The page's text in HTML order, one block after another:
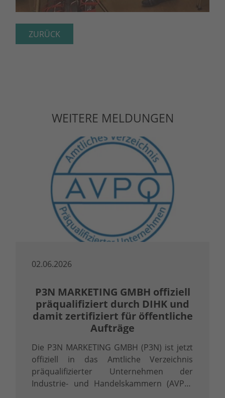
ZURÜCK
WEITERE MELDUNGEN
02.06.2026
P3N MARKETING GMBH offiziell
präqualifiziert durch DIHK und
damit zertifiziert für öffentliche
Aufträge
Die P3N MARKETING GMBH (P3N) ist jetzt
offiziell in das Amtliche Verzeichnis
präqualifizierter Unternehmen der
Industrie- und Handelskammern (AVPQ)